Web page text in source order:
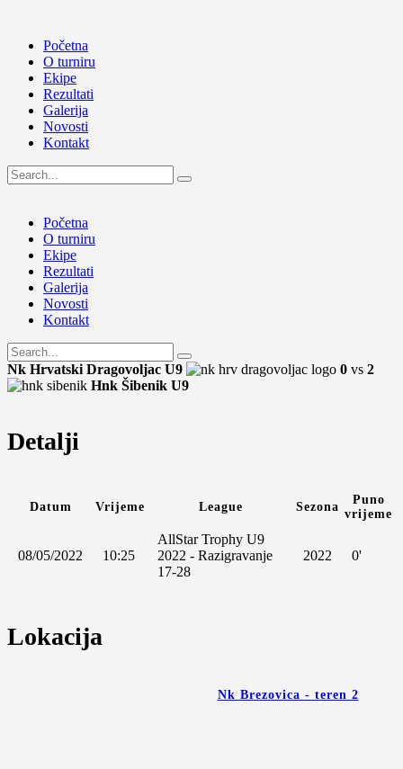
Početna
O turniru
Ekipe
Rezultati
Galerija
Novosti
Kontakt
Početna
O turniru
Ekipe
Rezultati
Galerija
Novosti
Kontakt
Nk Hrvatski Dragovoljac U9 0 vs 2
Hnk Šibenik U9
Detalji
Datum Vrijeme League Sezona
Puno
vrijeme
08/05/2022 10:25
AllStar Trophy U9
2022 - Razigravanje
17-28
2022 0'
Lokacija
Nk Brezovica - teren 2